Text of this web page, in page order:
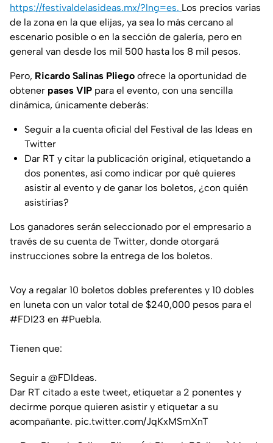
https://festivaldelasideas.mx/?lng=es. Los precios varias
de la zona en la que elijas, ya sea lo más cercano al
escenario posible o en la sección de galería, pero en
general van desde los mil 500 hasta los 8 mil pesos.
Pero, Ricardo Salinas Pliego ofrece la oportunidad de
obtener pases VIP para el evento, con una sencilla
dinámica, únicamente deberás:
Seguir a la cuenta oficial del Festival de las Ideas en
Twitter
Dar RT y citar la publicación original, etiquetando a
dos ponentes, así como indicar por qué quieres
asistir al evento y de ganar los boletos, ¿con quién
asistirías?
Los ganadores serán seleccionado por el empresario a
través de su cuenta de Twitter, donde otorgará
instrucciones sobre la entrega de los boletos.
Voy a regalar 10 boletos dobles preferentes y 10 dobles
en luneta con un valor total de $240,000 pesos para el
#FDI23 en #Puebla.
Tienen que:
Seguir a @FDIdeas.
Dar RT citado a este tweet, etiquetar a 2 ponentes y
decirme porque quieren asistir y etiquetar a su
acompañante. pic.twitter.com/JqKxMSmXnT